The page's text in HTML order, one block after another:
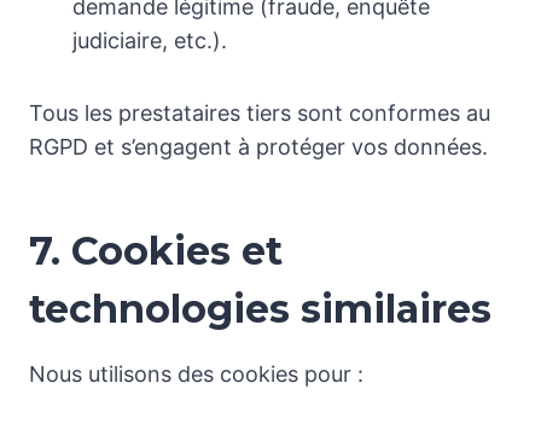
demande légitime (fraude, enquête
judiciaire, etc.).
Tous les prestataires tiers sont conformes au
RGPD et s’engagent à protéger vos données.
7. Cookies et
technologies similaires
Nous utilisons des cookies pour :